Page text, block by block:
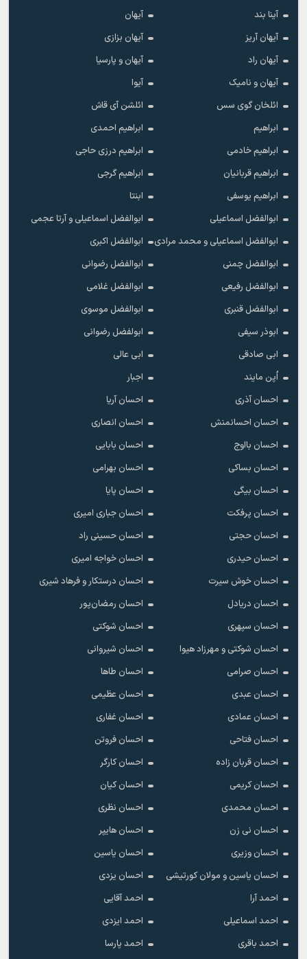
آینا بند
آیهان
آیهان آریز
آیهان بزازی
آیهان راد
آیهان و پارسیا
آیهان و نامیک
آیوا
ائلخان گوی سس
ائلشن آی قاش
ابراهیم
ابراهیم احمدی
ابراهیم خادمی
ابراهیم درزی حاجی
ابراهیم قربانیان
ابراهیم گرجی
ابراهیم یوسفی
ابنتا
ابوالفضل اسماعیلی
ابوالفضل اسماعیلی و آرتا عجمی
ابوالفضل اسماعیلی و محمد مرادی
ابوالفضل اکبری
ابوالفضل چمنی
ابوالفضل رضوانی
ابوالفضل رفیعی
ابوالفضل غلامی
ابوالفضل قنبری
ابوالفضل موسوی
ابوذر سیفی
ابولفضل رضوانی
ابی صادقی
ابی عالی
اُپن مایند
اجبار
احسان آذری
احسان آریا
احسان احسانمنش
احسان انصاری
احسان بااوج
احسان بابایی
احسان بساکی
احسان بهرامی
احسان بیگی
احسان پایا
احسان پرفکت
احسان جباری امیری
احسان حجتی
احسان حسینی راد
احسان حیدری
احسان خواجه امیری
احسان خوش سیرت
احسان درستکار و فرهاد شیرى
احسان دریادل
احسان رمضان‌پور
احسان سپهری
احسان شوکتی
احسان شوکتی و مهرزاد هیوا
احسان شیروانی
احسان صرامی
احسان طاها
احسان عبدی
احسان عظیمی
احسان عمادی
احسان غفاری
احسان فتاحی
احسان فروتن
احسان قربان زاده
احسان کارگر
احسان کریمی
احسان کیان
احسان محمدی
احسان نظری
احسان نی زن
احسان هایپر
احسان وزیری
احسان یاسین
احسان یاسین و مولان کورتیشی
احسان یزدی
احمد آرا
احمد آقایی
احمد اسماعیلی
احمد ایزدی
احمد باقری
احمد پارسا